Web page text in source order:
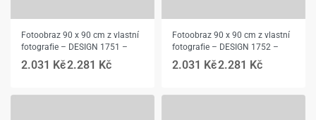
Fotoobraz 90 x 90 cm z vlastní
fotografie – DESIGN 1751 –
2.031 Kč2.281 Kč
Fotoobraz 90 x 90 cm z vlastní
fotografie – DESIGN 1752 –
2.031 Kč2.281 Kč